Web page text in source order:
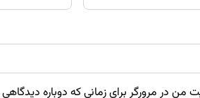
من در مرورگر برای زمانی که دوباره